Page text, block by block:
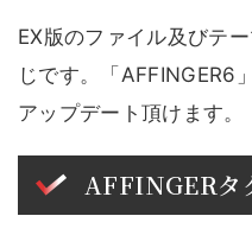
EX版のファイル及びテ
じです。「AFFINGER6
アップデート頂けます。
AFFINGERタ